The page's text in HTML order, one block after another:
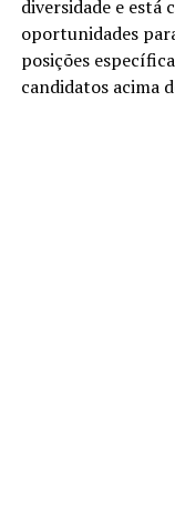
diversidade e
oportunidades
posições
candidatos acima